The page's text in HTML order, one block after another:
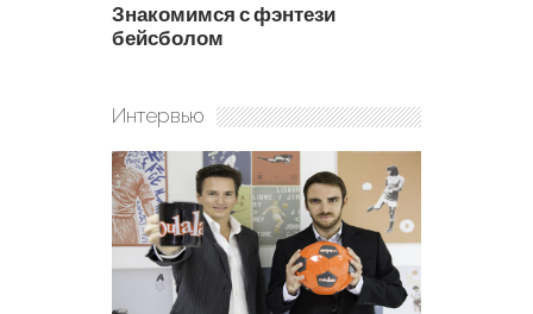
Знакомимся с фэнтези
бейсболом
Интервью